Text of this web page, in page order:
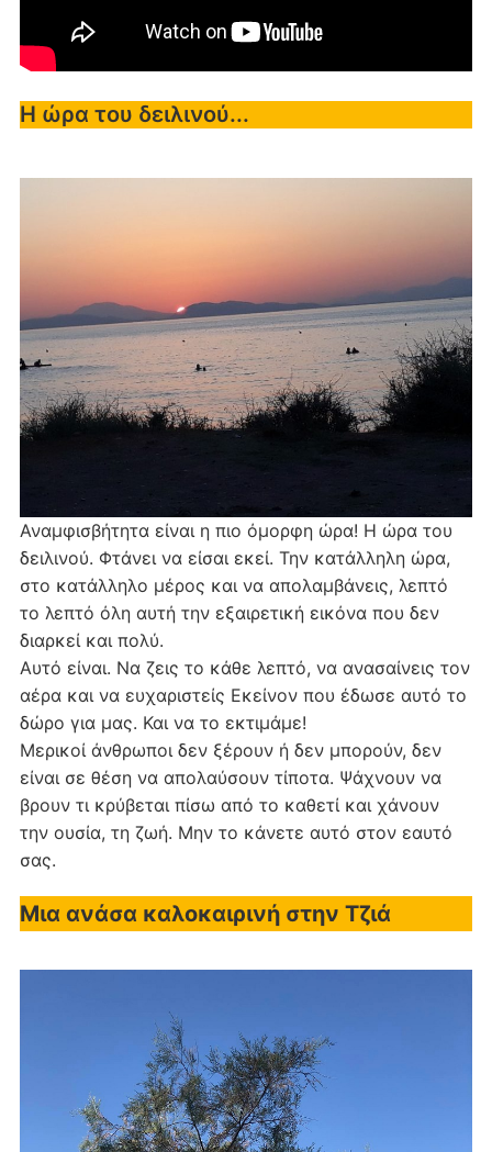
Η ώρα του δειλινού...
Αναμφισβήτητα είναι η πιο όμορφη ώρα! Η ώρα του
δειλινού. Φτάνει να είσαι εκεί. Την κατάλληλη ώρα,
στο κατάλληλο μέρος και να απολαμβάνεις, λεπτό
το λεπτό όλη αυτή την εξαιρετική εικόνα που δεν
διαρκεί και πολύ.
Αυτό είναι. Να ζεις το κάθε λεπτό, να ανασαίνεις τον
αέρα και να ευχαριστείς Εκείνον που έδωσε αυτό το
δώρο για μας. Και να το εκτιμάμε!
Μερικοί άνθρωποι δεν ξέρουν ή δεν μπορούν, δεν
είναι σε θέση να απολαύσουν τίποτα. Ψάχνουν να
βρουν τι κρύβεται πίσω από το καθετί και χάνουν
την ουσία, τη ζωή. Μην το κάνετε αυτό στον εαυτό
σας.
Μια ανάσα καλοκαιρινή στην Τζιά